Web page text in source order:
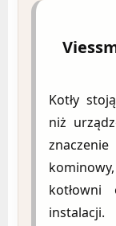
Kotły
niż
instalacji.